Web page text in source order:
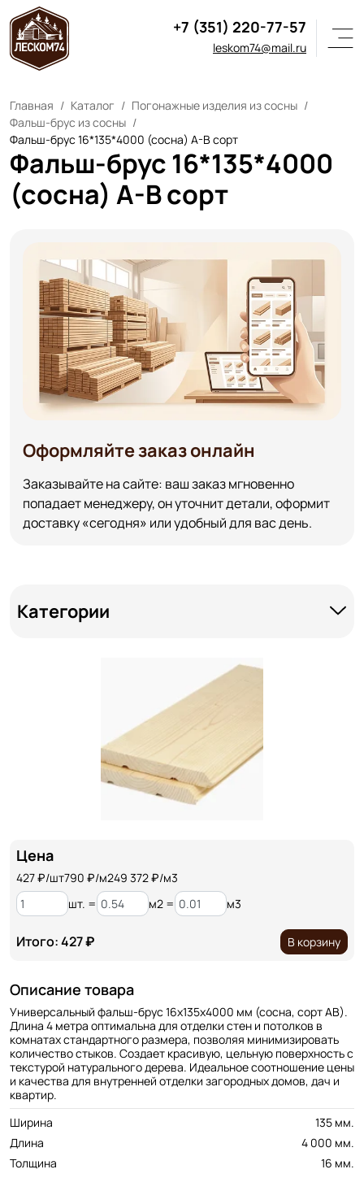
+7 (351) 220-77-57
leskom74@mail.ru
Главная Каталог
Погонажные изделия из сосны
Фальш-брус из сосны
Фальш-брус 16*135*4000 (сосна) A-B сорт
Фальш-брус 16*135*4000
(сосна) A-B сорт
Оформляйте заказ онлайн
Заказывайте на сайте: ваш заказ мгновенно
попадает менеджеру, он уточнит детали, оформит
доставку «сегодня» или удобный для вас день.
Категории
Цена
427₽/шт790 ₽/м249 372 ₽/м3
шт. =
м2 = м3
Итого: 427 ₽ В корзину
Описание товара
Универсальный фальш-брус 16х135х4000 мм (сосна, сорт АВ).
Длина 4 метра оптимальна для отделки стен и потолков в
комнатах стандартного размера, позволяя минимизировать
количество стыков. Создает красивую, цельную поверхность с
текстурой натурального дерева. Идеальное соотношение цены
и качества для внутренней отделки загородных домов, дач и
квартир.
Ширина
135 мм.
Длина
4 000 мм.
Толщина
16 мм.